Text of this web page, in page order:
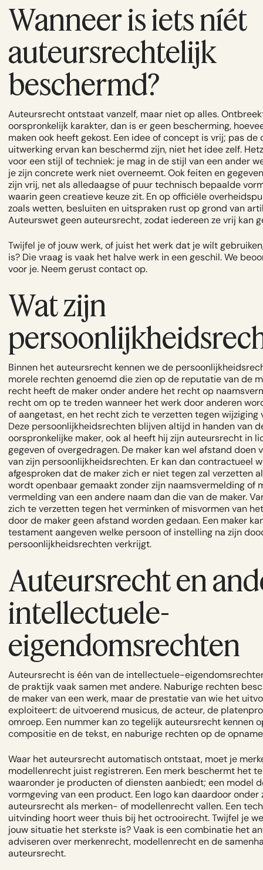
Wanneer is iets níét
auteursrechtelijk
beschermd?
Auteursrecht ontstaat vanzelf, maar niet op alles.
oorspronkelijk karakter, dan is er geen bescherming,
maken ook heeft gekost. Een idee of concept is vrij; pas de
uitwerking ervan kan beschermd zijn, niet het idee zelf.
voor een stijl of techniek: je mag in de stijl van een ander
je zijn concrete werk niet overneemt. Ook feiten en
zijn vrij, net als alledaagse of puur technisch bepaalde
waarin geen creatieve keuze zit. En op officiële
zoals wetten, besluiten en uitspraken rust op grond van
Auteurswet geen auteursrecht, zodat iedereen ze vrij kan
Twijfel je of jouw werk, of juist het werk dat je wilt
is? Die vraag is vaak het halve werk in een geschil. We
voor je. Neem gerustcontactop.
Wat zijn
Binnen het auteursrecht kennen we de
morele rechten genoemd die zien op de reputatie van de
recht heeft de maker onder andere het recht op
recht om op te treden wanneer het werk door anderen
of aangetast, en het recht zich te verzetten tegen wijziging
Deze persoonlijkheidsrechten blijven altijd in handen van
oorspronkelijke maker, ook al heeft hij zijn auteursrecht in
gegeven of overgedragen. De maker kan wel afstand doen
van zijn persoonlijkheidsrechten. Er kan dan contractueel
afgesproken dat de maker zich er niet tegen zal verzetten
wordt openbaar gemaakt zonder zijn naamsvermelding of
vermelding van een andere naam dan die van de maker.
zich te verzetten tegen het verminken of misvormen van
door de maker geen afstand worden gedaan. Een maker
testament aangeven welke persoon of instelling na zijn
persoonlijkheidsrechten verkrijgt.
Auteursrecht en
intellectuele-
eigendomsrechten
Auteursrecht is één van de intellectuele-
de praktijk vaak samen met andere. Naburige rechten
de maker van een werk, maar de prestatie van wie het
exploiteert: de uitvoerend musicus, de acteur, de
omroep. Een nummer kan zo tegelijk auteursrecht kennen
compositie en de tekst, en naburige rechten op de
Waar het auteursrecht automatisch ontstaat, moet je
modellenrecht juist registreren. Een merk beschermt het
waaronder je producten of diensten aanbiedt; een model
vormgeving van een product. Een logo kan daardoor onder
auteursrecht als merken- of modellenrecht vallen. Een
uitvinding hoort weer thuis bij het octrooirecht. Twijfel je
jouw situatie het sterkste is? Vaak is een combinatie het
adviseren over merkenrecht, modellenrechten de
auteursrecht.